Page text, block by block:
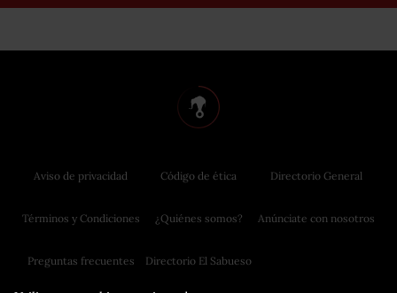
Aviso de privacidad
Términos y Condiciones
Preguntas frecuentes
Código de ética
¿Quiénes somos?
Directorio El Sabueso
Directorio General
Anúnciate con nosotros